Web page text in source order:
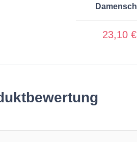
23,10 €